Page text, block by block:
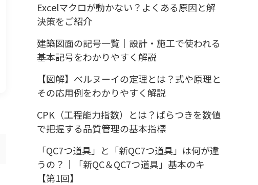
Excelマクロが動かない？よくある原因と解
決策をご紹介
建築図面の記号一覧｜設計・施工で使われる
基本記号をわかりやすく解説
【図解】ベルヌーイの定理とは？式や原理と
その応用例をわかりやすく解説
CPK（工程能力指数）とは？ばらつきを数値
で把握する品質管理の基本指標
「QC7つ道具」と「新QC7つ道具」は何が違
うの？｜「新QC＆QC7つ道具」基本のキ
【第1回】